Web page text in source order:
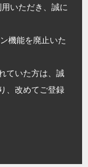
いただき、誠に
機能を廃止いた
ていた方は、誠
、改めてご登録